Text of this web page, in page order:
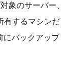
象のサーバー、
有するマシンだ
にバックアップ